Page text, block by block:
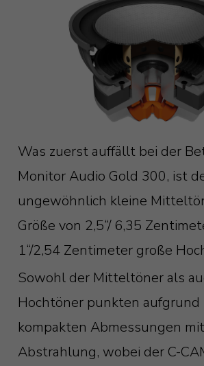
Was zuerst auffällt bei der
Monitor Audio Gold 300, ist
ungewöhnlich kleine
Größe von 2,5“/ 6,35
1“/2,54 Zentimeter große
Sowohl der Mitteltöner als
Hochtöner punkten aufgrund
kompakten Abmessungen
Abstrahlung, wobei der C-